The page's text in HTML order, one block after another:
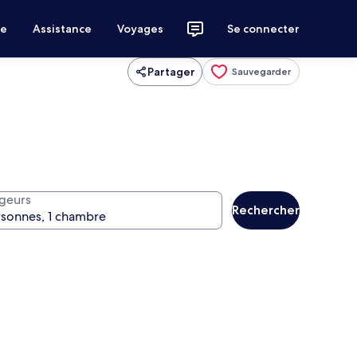
Assistance Voyages Se connecter
Partager Sauvegarder
Rechercher